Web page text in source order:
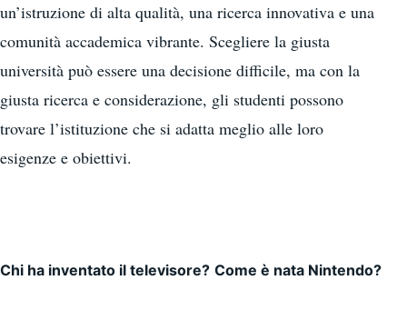
un’istruzione di alta qualità, una ricerca innovativa e una
comunità accademica vibrante. Scegliere la giusta
università può essere una decisione difficile, ma con la
giusta ricerca e considerazione, gli studenti possono
trovare l’istituzione che si adatta meglio alle loro
esigenze e obiettivi.
Navigazione articoli
Chi ha inventato il televisore? Come è nata Nintendo?